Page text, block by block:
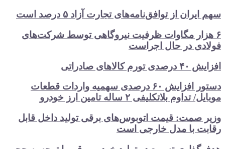
سهم ایران از توافق‌نامه‌های تجارت آزاد ۵ درصد است
۶ هزار مگاوات ظرفیت نیروگاهی توسط شرکت‌های
فولادی در حال اجراست
افزایش ۴۰ درصدی تورم کالاهای صادراتی
دستور افزایش ۶۰ درصدی سهمیه واردات قطعات
موبایل/ تداوم بلاتکلیفی ۲ ساله تامین ارز خودرو
وزیر صمت: قیمت اتوبوس‌های برقی تولید داخل قابل
رقابت با مدل خارجی است